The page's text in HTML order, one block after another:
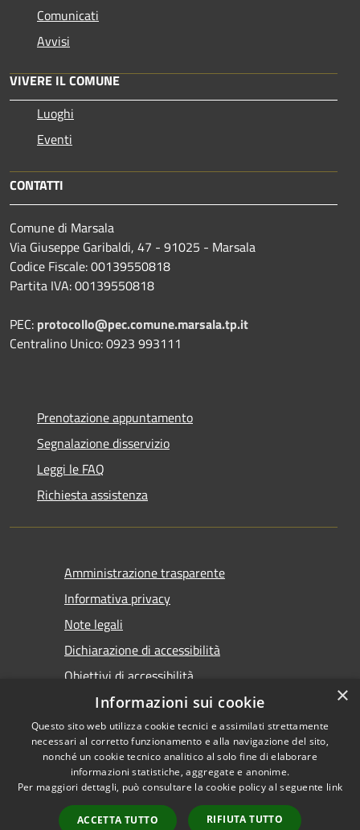
Comunicati
Avvisi
VIVERE IL COMUNE
Luoghi
Eventi
CONTATTI
Comune di Marsala
Via Giuseppe Garibaldi, 47 - 91025 - Marsala
Codice Fiscale: 00139550818
Partita IVA: 00139550818
PEC: protocollo@pec.comune.marsala.tp.it
Centralino Unico: 0923 993111
Prenotazione appuntamento
Segnalazione disservizio
Leggi le FAQ
Richiesta assistenza
Amministrazione trasparente
Informativa privacy
Note legali
Dichiarazione di accessibilità
Obiettivi di accessibilità
Accessibilità
Copyright © 2026 • Comune di
Marsala • Powered by
Municipium•
Accesso
×
Informazioni sui cookie
Questo sito web utilizza cookie tecnici e assimilati strettamente
necessari al corretto funzionamento e alla navigazione del sito,
nonché un cookie tecnico analitico al solo fine di elaborare
informazioni statistiche, aggregate e anonime.
Per maggiori dettagli, può consultare la cookie policy al seguente link
ACCETTA TUTTO RIFIUTA TUTTO